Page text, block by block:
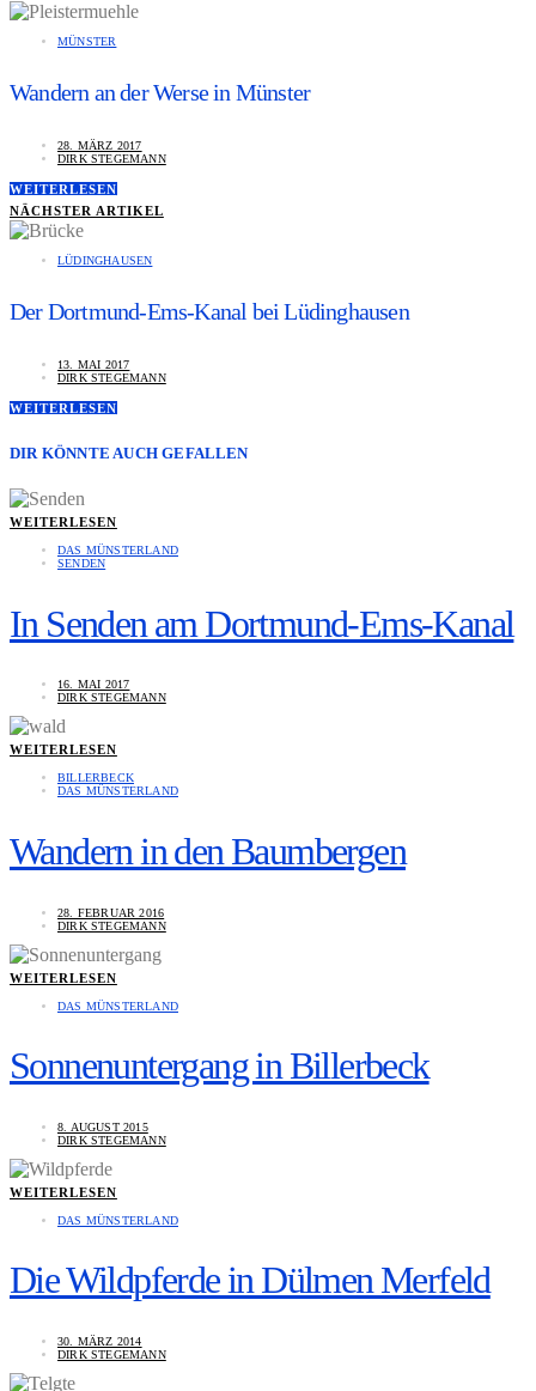
MÜNSTER
Wandern an der Werse in Münster
28. MÄRZ 2017
DIRK STEGEMANN
WEITERLESEN
NÄCHSTER ARTIKEL
LÜDINGHAUSEN
Der Dortmund-Ems-Kanal bei Lüdinghausen
13. MAI 2017
DIRK STEGEMANN
WEITERLESEN
DIR KÖNNTE AUCH GEFALLEN
WEITERLESEN
DAS MÜNSTERLAND
SENDEN
In Senden am Dortmund-Ems-Kanal
16. MAI 2017
DIRK STEGEMANN
WEITERLESEN
BILLERBECK
DAS MÜNSTERLAND
Wandern in den Baumbergen
28. FEBRUAR 2016
DIRK STEGEMANN
WEITERLESEN
DAS MÜNSTERLAND
Sonnenuntergang in Billerbeck
8. AUGUST 2015
DIRK STEGEMANN
WEITERLESEN
DAS MÜNSTERLAND
Die Wildpferde in Dülmen Merfeld
30. MÄRZ 2014
DIRK STEGEMANN